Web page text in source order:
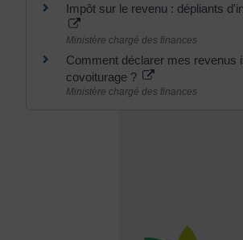
Impôt sur le revenu : dépliants
Ministère chargé des finances
Comment déclarer mes revenus
covoiturage ?
Ministère chargé des finances